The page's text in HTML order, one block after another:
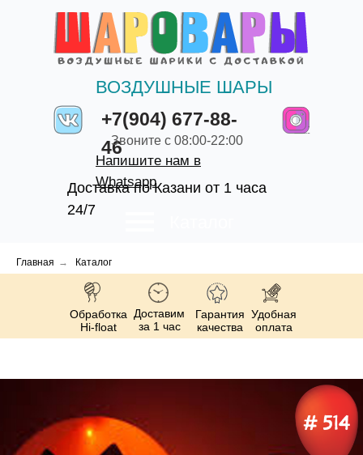
+7(904) 677-88-
46
ВОЗДУШНЫЕ ШАРЫ
Доставка по Казани от 1 часа
24/7
Звоните с 08:00-22:00
Напишите нам в
Whatsapp
Главная → Каталог
Обработка
Hi-float
Доставим
за 1 час
Гарантия
качества
Удобная
оплата